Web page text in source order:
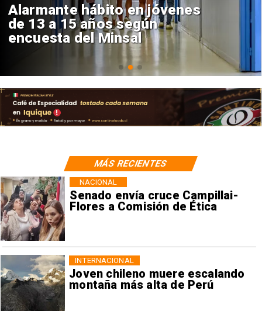
Aprueban creación del Parque
Sebastián Piñera con inversión
de $4 mil millones
Senado envía cruce Campillai-
Flores a Comisión de Ética
NACIONAL
Joven chileno muere escalando
montaña más alta de Perú
INTERNACIONAL
MÁS RECIENTES